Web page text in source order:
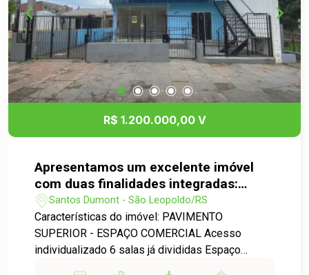
R$ 1.200.000,00 V
Apresentamos um excelente imóvel
com duas finalidades integradas:
Residencial e comercial, ideal para
quem busca morar e investir no
mesmo lugar!
Santos Dumont - São Leopoldo/RS
Características do imóvel: PAVIMENTO
SUPERIOR - ESPAÇO COMERCIAL Acesso
individualizado 6 salas já divididas Espaço